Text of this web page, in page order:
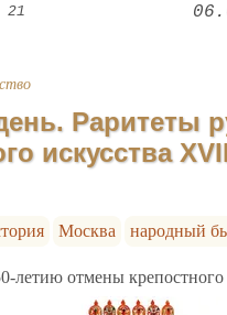
21
Раритеты
искусства
Москва народный
летию отмены крепостного